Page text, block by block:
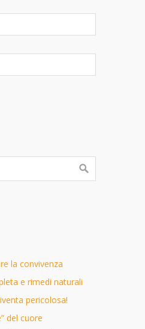
la convivenza
e rimedi naturali
pericolosa!
del cuore